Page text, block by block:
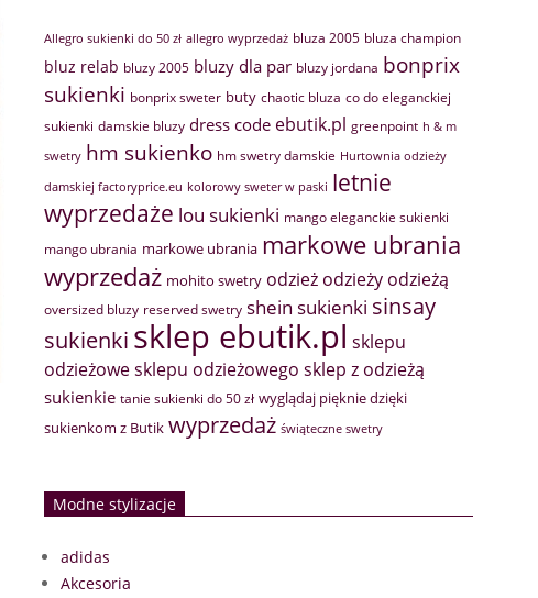
Allegro sukienki do 50 zł allegro wyprzedaż bluza 2005 bluza champion
bluz relab bluzy 2005 bluzy dla par bluzy jordana bonprix
sukienki bonprix sweter buty chaotic bluza co do eleganckiej
sukienki damskie bluzy dress code ebutik.pl greenpoint h & m
swetry hm sukienko hm swetry damskie Hurtownia odzieży
damskiej factoryprice.eu kolorowy sweter w paski letnie
wyprzedaże lou sukienki mango eleganckie sukienki
mango ubrania markowe ubrania markowe ubrania
wyprzedaż mohito swetry odzież odzieży odzieżą
oversized bluzy reserved swetry shein sukienki sinsay
sukienki sklep ebutik.pl sklepu
odzieżowesklepu odzieżowego sklep z odzieżą
sukienkie tanie sukienki do 50 zł wyglądaj pięknie dzięki
sukienkom z Butik wyprzedaż świąteczne swetry
Modne stylizacje
adidas
Akcesoria